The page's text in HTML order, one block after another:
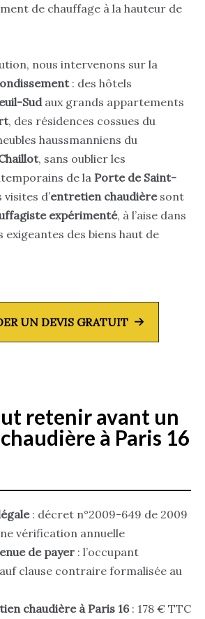
de chauffage à la hauteur de
nous intervenons sur la
: des hôtels
Sud aux grands appartements
, des résidences cossues du
haussmanniens du
, sans oublier les
de la Porte de Saint-
d’entretien chaudièresont
expérimenté, à l’aise dans
des biens haut de
UN DEVIS GRATUIT
retenir avant un
à Paris 16
: décret n°2009-649 de 2009
vérification annuelle
de payer : l’occupant
clause contraire formalisée au
chaudière à Paris 16: 178 € TTC